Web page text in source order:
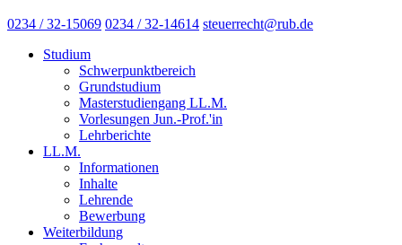
0234 / 32-15069 0234 / 32-14614 steuerrecht@rub.de
Studium
Schwerpunktbereich
Grundstudium
Masterstudiengang LL.M.
Vorlesungen Jun.-Prof.'in
Lehrberichte
LL.M.
Informationen
Inhalte
Lehrende
Bewerbung
Weiterbildung